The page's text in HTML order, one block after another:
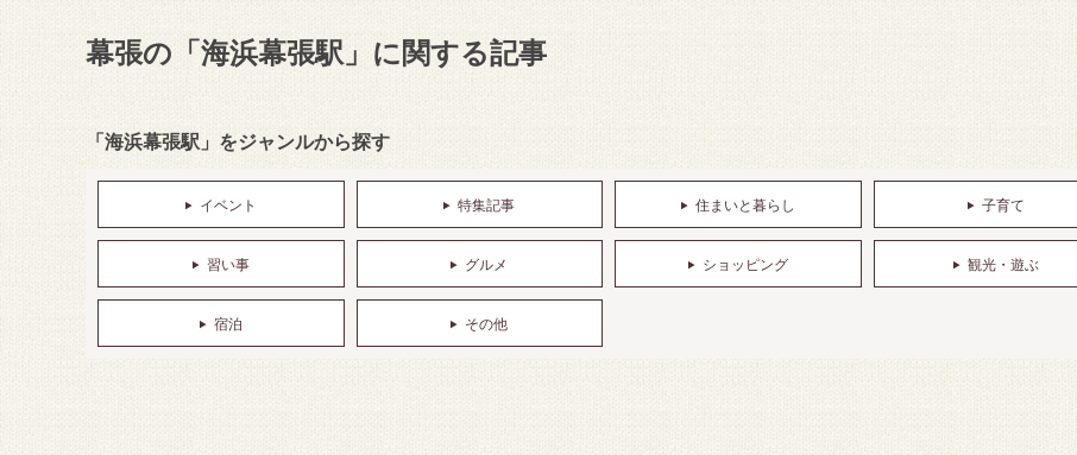
幕張の「海浜幕張駅」に関する記事
「海浜幕張駅」をジャンルから探す
イベント 特集記事 住まいと暮らし 子育て
習い事 グルメ ショッピング 観光・遊ぶ
宿泊 その他